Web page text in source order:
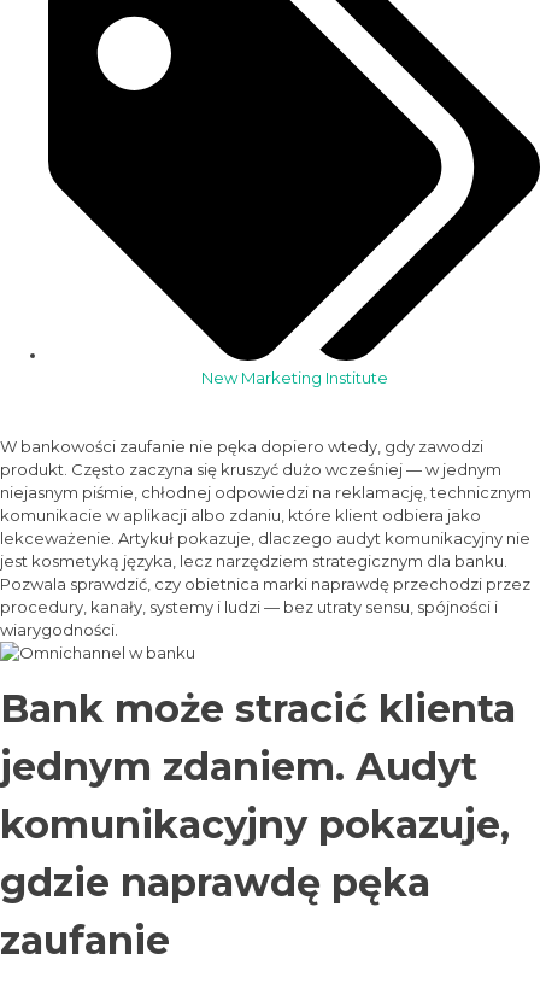
New Marketing Institute
W bankowości zaufanie nie pęka dopiero wtedy, gdy zawodzi
produkt. Często zaczyna się kruszyć dużo wcześniej — w jednym
niejasnym piśmie, chłodnej odpowiedzi na reklamację, technicznym
komunikacie w aplikacji albo zdaniu, które klient odbiera jako
lekceważenie. Artykuł pokazuje, dlaczego audyt komunikacyjny nie
jest kosmetyką języka, lecz narzędziem strategicznym dla banku.
Pozwala sprawdzić, czy obietnica marki naprawdę przechodzi przez
procedury, kanały, systemy i ludzi — bez utraty sensu, spójności i
wiarygodności.
Bank może stracić klienta
jednym zdaniem. Audyt
komunikacyjny pokazuje,
gdzie naprawdę pęka
zaufanie